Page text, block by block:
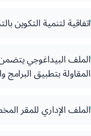
اتفاقية لتنمية التكوين
الملف البيداغوجي
المقاولة بتطبيق البرامج
الملف الإداري للمقر